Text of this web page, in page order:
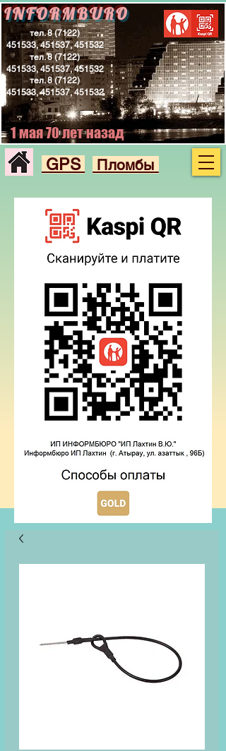
INFORMBURO
тел.8 (7122)
451533, 451537, 451532
тел.8 (7122)
451533, 451537, 451532
тел.8 (7122)
451533, 451537, 451532
GPS Пломбы
1 мая 70 лет назад